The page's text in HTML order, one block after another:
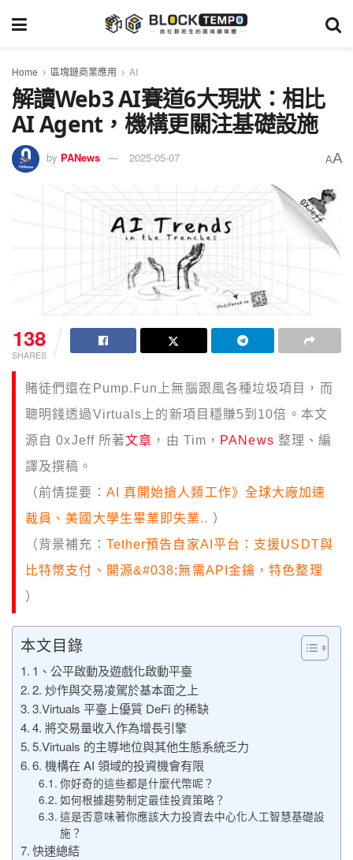
Home 區塊鏈商業應用 AI
解讀Web3 AI賽道6大現狀：相比
AI Agent，機構更關注基礎設施
by PANews 2025-05-07 AA
138
SHARES
賭徒們還在Pump.Fun上無腦跟風各種垃圾項目，而
聰明錢透過Virtuals上的新項目穩賺5到10倍。本文
源自 0xJeff 所著文章 ，由 Tim， PANews 整理、編
譯及撰稿。
（前情提要： AI 真開始搶人類工作》全球大廠加速
裁員、美國大學生畢業即失業.. ）
（背景補充： Tether預告自家AI平台：支援USDT與
比特幣支付、開源&#038;無需API金鑰，特色整理
）
本文目錄
1、公平啟動及遊戲化啟動平臺
2. 炒作與交易凌駕於基本面之上
3.Virtuals 平臺上優質 DeFi 的稀缺
4. 將交易量收入作為增長引擎
5.Virtuals 的主導地位與其他生態系統乏力
6. 機構在 AI 領域的投資機會有限
你好奇的這些都是什麼代幣呢？
如何根據趨勢制定最佳投資策略？
這是否意味著你應該大力投資去中心化人工智慧基礎設
施？
快速總結